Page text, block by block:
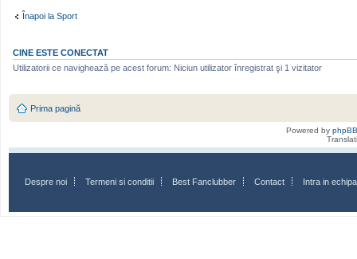
Înapoi la Sport
CINE ESTE CONECTAT
Utilizatorii ce navighează pe acest forum: Niciun utilizator înregistrat şi 1 vizitator
Prima pagină
Powered by phpBB
Despre noi Termeni si conditii Best Fanclubber Contact Intra in